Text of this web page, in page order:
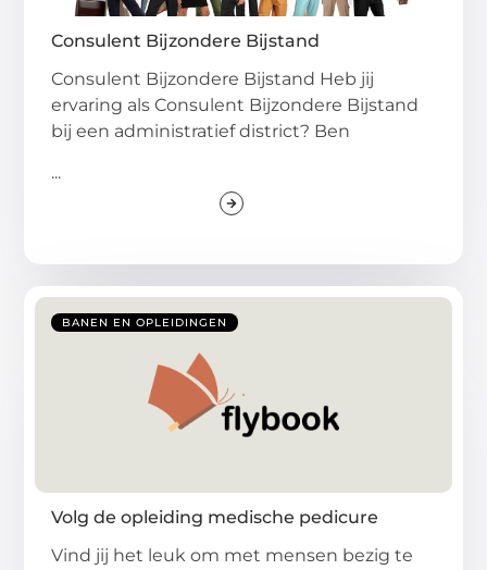
Consulent Bijzondere Bijstand
Consulent Bijzondere Bijstand Heb jij
ervaring als Consulent Bijzondere Bijstand
bij een administratief district? Ben
...
BANEN EN OPLEIDINGEN
Volg de opleiding medische pedicure
Vind jij het leuk om met mensen bezig te